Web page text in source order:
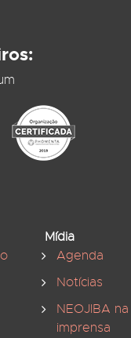
Mídia
Agenda
Notícias
NEOJIBA na
imprensa